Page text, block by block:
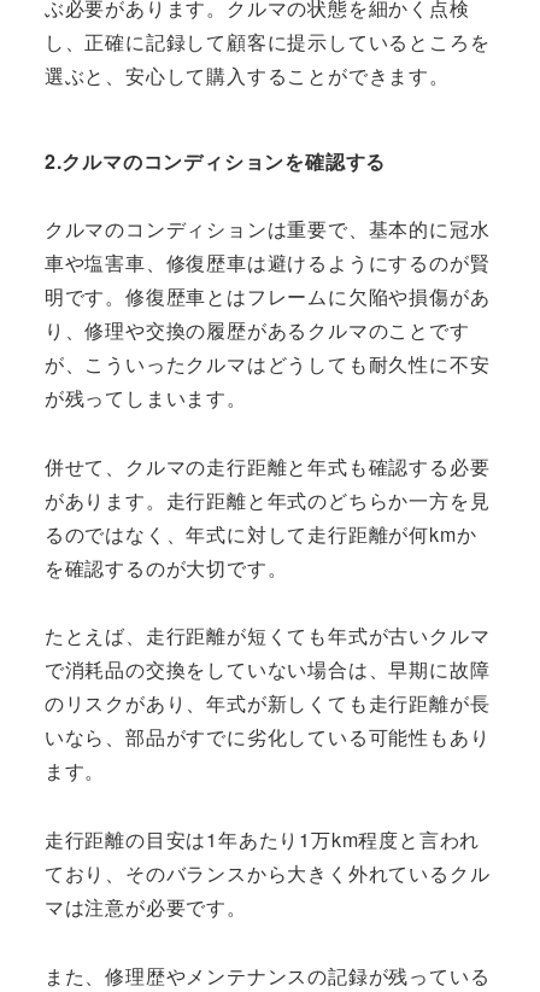
ぶ必要があります。クルマの状態を細かく点検
し、正確に記録して顧客に提示しているところを
選ぶと、安心して購入することができます。
2.クルマのコンディションを確認する
クルマのコンディションは重要で、基本的に冠水
車や塩害車、修復歴車は避けるようにするのが賢
明です。修復歴車とはフレームに欠陥や損傷があ
り、修理や交換の履歴があるクルマのことです
が、こういったクルマはどうしても耐久性に不安
が残ってしまいます。
併せて、クルマの走行距離と年式も確認する必要
があります。走行距離と年式のどちらか一方を見
るのではなく、年式に対して走行距離が何kmか
を確認するのが大切です。
たとえば、走行距離が短くても年式が古いクルマ
で消耗品の交換をしていない場合は、早期に故障
のリスクがあり、年式が新しくても走行距離が長
いなら、部品がすでに劣化している可能性もあり
ます。
走行距離の目安は1年あたり1万km程度と言われ
ており、そのバランスから大きく外れているクル
マは注意が必要です。
また、修理歴やメンテナンスの記録が残っている